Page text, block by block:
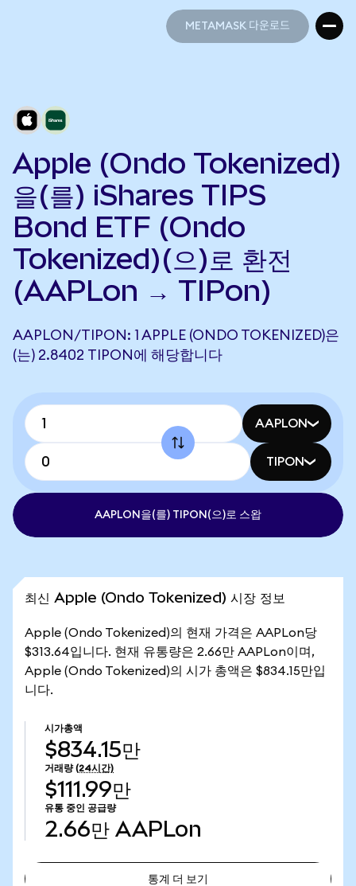
METAMASK 다운로드
Apple (Ondo Tokenized)
을(를) iShares TIPS
Bond ETF (Ondo
Tokenized)(으)로 환전
(AAPLon → TIPon)
AAPLON/TIPON: 1 APPLE (ONDO TOKENIZED)은
(는) 2.8402 TIPON에 해당합니다
AAPLON
TIPON
AAPLON을(를) TIPON(으)로 스왑
최신 Apple (Ondo Tokenized) 시장 정보
Apple (Ondo Tokenized)의 현재 가격은 AAPLon당
$313.64입니다. 현재 유통량은 2.66만 AAPLon이며,
Apple (Ondo Tokenized)의 시가 총액은 $834.15만입
니다.
시가총액
$834.15만
거래량 (24시간)
$111.99만
유통 중인 공급량
2.66만 AAPLon
통계 더 보기